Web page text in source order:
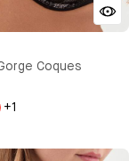
Coques
+1